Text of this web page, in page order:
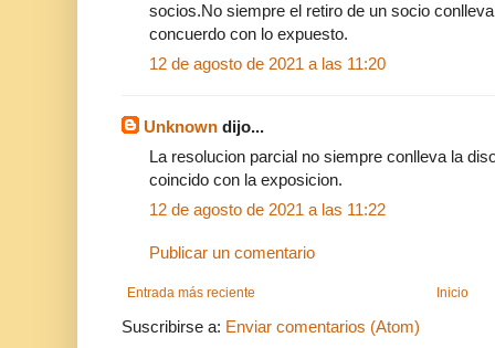
socios.No siempre el retiro de un socio
concuerdo con lo expuesto.
12 de agosto de 2021 a las 11:20
Unknown dijo...
La resolucion parcial no siempre conlleva la
coincido con la exposicion.
12 de agosto de 2021 a las 11:22
Publicar un comentario
Entrada más reciente Inicio
Suscribirse a: Enviar comentarios (Atom)